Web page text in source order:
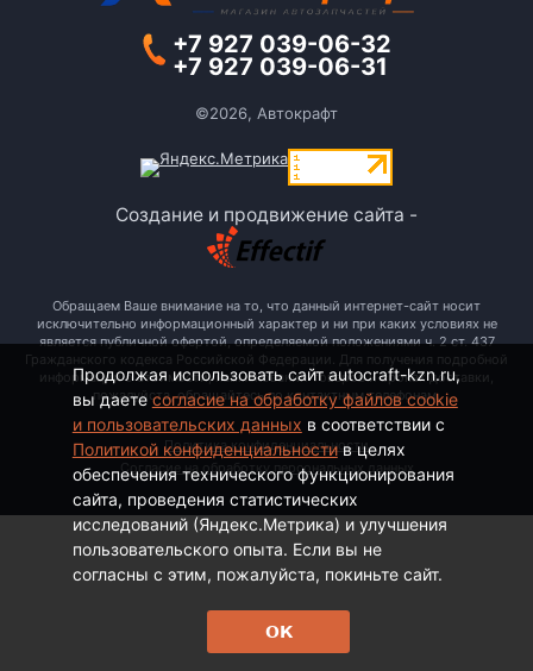
+7 927 039-06-32
+7 927 039-06-31
©2026, Автокрафт
Создание и продвижение сайта -
Обращаем Ваше внимание на то, что данный интернет-сайт носит
исключительно информационный характер и ни при каких условиях не
является публичной офертой, определяемой положениями ч. 2 ст. 437
Гражданского кодекса Российской Федерации. Для получения подробной
информации о стоимости, наименовании товаров и сроках доставки,
пожалуйста, обращайтесь по контактным телефонам.
Политика конфиденциальности
Согласие на обработку персональных данных
Продолжая использовать сайт autocraft-kzn.ru,
вы даетесогласие на обработку файлов cookie
и пользовательских данных в соответствии с
Политикой конфиденциальностив целях
обеспечения технического функционирования
сайта, проведения статистических
исследований (Яндекс.Метрика) и улучшения
пользовательского опыта. Если вы не
согласны с этим, пожалуйста, покиньте сайт.
ОК